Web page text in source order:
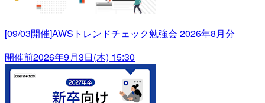
[09/03開催]AWSトレンドチェック勉強会 2026年8月分
開催前2026年9月3日(木) 15:30